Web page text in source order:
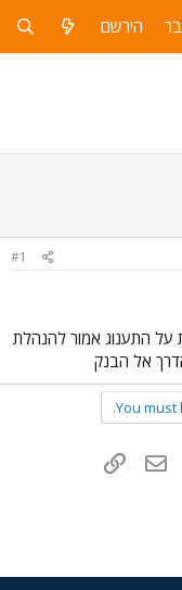
הירשם
#1
על התענוג אמור להנהלת
אל הבנק
You must
WhatsAppדואר אלקטרוני